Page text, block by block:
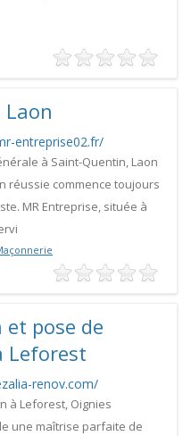
Laon
entreprise02.fr/
à Saint-Quentin, Laon
réussie commence toujours
MR Entreprise, située à
pose de
Leforest
renov.com/
à Leforest, Oignies
une maîtrise parfaite de